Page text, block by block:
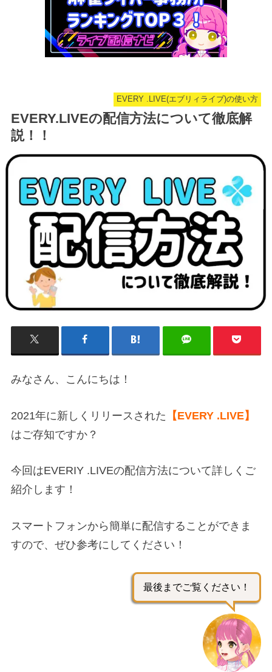
EVERY .LIVE(エブリィライブ)の使い方
EVERY.LIVEの配信方法について徹底解
説！！
みなさん、こんにちは！
2021年に新しくリリースされた 【EVERY .LIVE】
はご存知ですか？
今回はEVERIY .LIVEの配信方法について詳しくご
紹介します！
スマートフォンから簡単に配信することができま
すので、ぜひ参考にしてください！
最後までご覧ください！